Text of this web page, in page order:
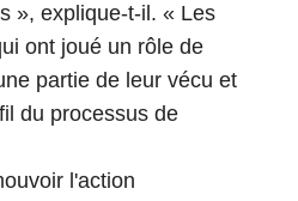
», explique-t-il. « Les
ont joué un rôle de
partie de leur vécu et
du processus de
l'action